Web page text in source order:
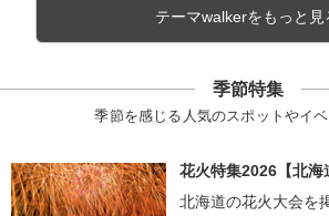
テーマwalkerをもっと見
季節特集
季節を感じる人気のスポットやイ
花火特集2026【北海
北海道の花火大会を